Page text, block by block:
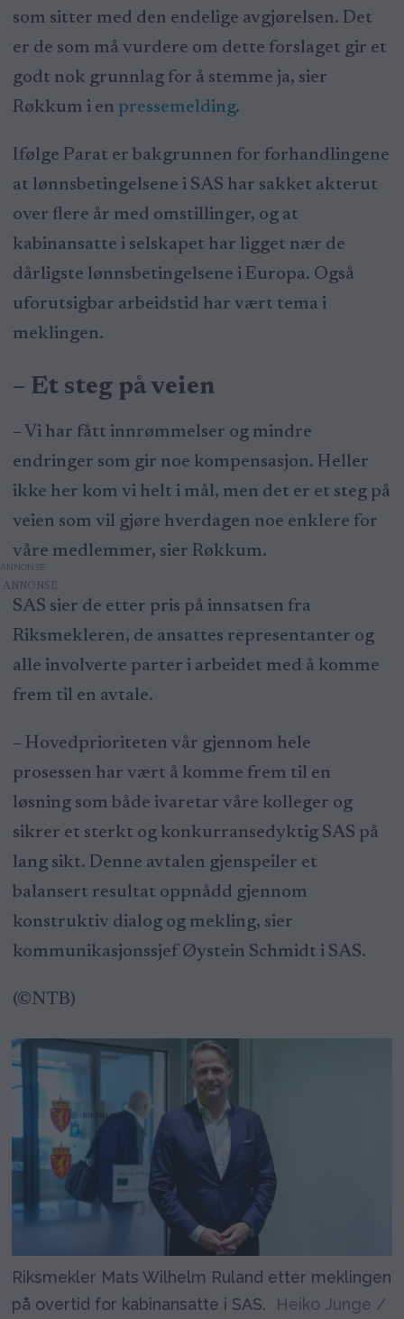
som sitter med den endelige avgjørelsen. Det
er de som må vurdere om dette forslaget gir et
godt nok grunnlag for å stemme ja, sier
Røkkum i en pressemelding.
Ifølge Parat er bakgrunnen for forhandlingene
at lønnsbetingelsene i SAS har sakket akterut
over flere år med omstillinger, og at
kabinansatte i selskapet har ligget nær de
dårligste lønnsbetingelsene i Europa. Også
uforutsigbar arbeidstid har vært tema i
meklingen.
– Et steg på veien
– Vi har fått innrømmelser og mindre
endringer som gir noe kompensasjon. Heller
ikke her kom vi helt i mål, men det er et steg på
veien som vil gjøre hverdagen noe enklere for
våre medlemmer, sier Røkkum.
ANNONSE
SAS sier de etter pris på innsatsen fra
Riksmekleren, de ansattes representanter og
alle involverte parter i arbeidet med å komme
frem til en avtale.
– Hovedprioriteten vår gjennom hele
prosessen har vært å komme frem til en
løsning som både ivaretar våre kolleger og
sikrer et sterkt og konkurransedyktig SAS på
lang sikt. Denne avtalen gjenspeiler et
balansert resultat oppnådd gjennom
konstruktiv dialog og mekling, sier
kommunikasjonssjef Øystein Schmidt i SAS.
(©NTB)
Riksmekler Mats Wilhelm Ruland etter meklingen
på overtid for kabinansatte i SAS.
Heiko Junge /